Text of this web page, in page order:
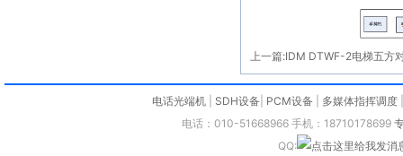
上一篇:IDM DTWF-2电梯五方
电话光端机 SDH设备 PCM设备 多媒体指挥调度
电话：010-51668966 手机：18710178699
QQ: